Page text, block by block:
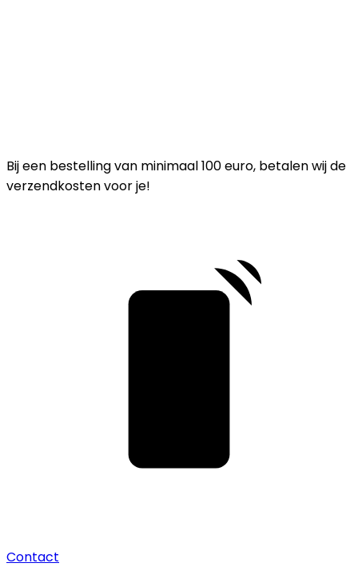
Bij een bestelling van minimaal 100 euro, betalen wij de
verzendkosten voor je!
Contact